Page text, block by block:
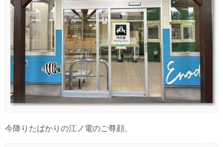
今降りたばかりの江ノ電のご尊顔。